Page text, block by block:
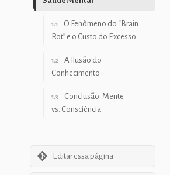
1.1
O Fenômeno do “Brain
Rot” e o Custo do Excesso
1.2
A Ilusão do
Conhecimento
1.3
Conclusão: Mente
vs. Consciência
Editar essa página